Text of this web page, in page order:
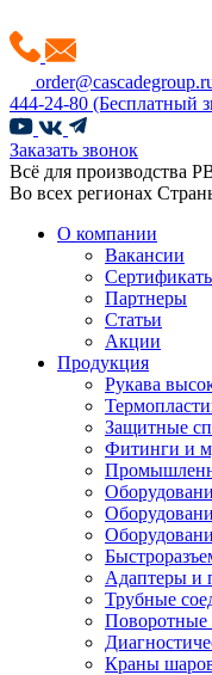
444-24-80 (Бесплатный
Заказать звонок
Всё для производства
Во всех регионах
О компании
Вакансии
Партнеры
Статьи
Акции
Продукция
Рукава
Защитные
Фитинги и
Адаптеры и
Трубные
Поворотные
Краны